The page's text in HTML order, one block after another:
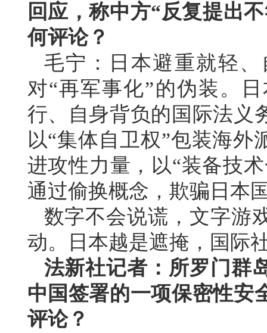
回应，称中方“反复提出
何评论？
毛宁：日本避重就轻
对“再军事化”的伪装。
行、自身背负的国际法义
以“集体自卫权”包装海外
进攻性力量，以“装备技
通过偷换概念，欺骗日本
数字不会说谎，文字游
动。日本越是遮掩，国际
法新社记者：所罗门群
中国签署的一项保密性安
评论？